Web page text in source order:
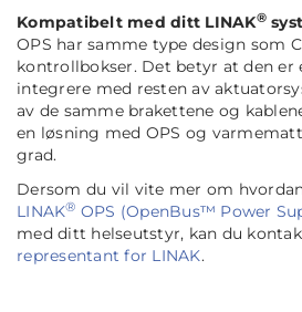
Kompatibelt med ditt LINAK®
OPS har samme type design som
kontrollbokser. Det betyr at den er
integrere med resten av
av de samme brakettene og
en løsning med OPS og
grad.
Dersom du vil vite mer om
LINAK® OPS (OpenBus™ Power
med ditt helseutstyr, kan du
representant for LINAK.